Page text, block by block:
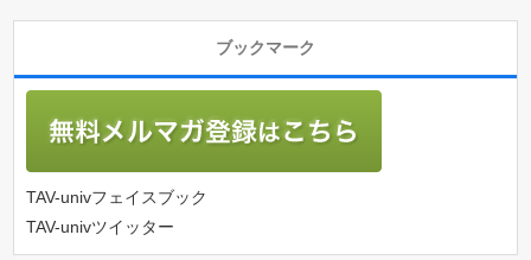
ブックマーク
TAV-univフェイスブック
TAV-univツイッター